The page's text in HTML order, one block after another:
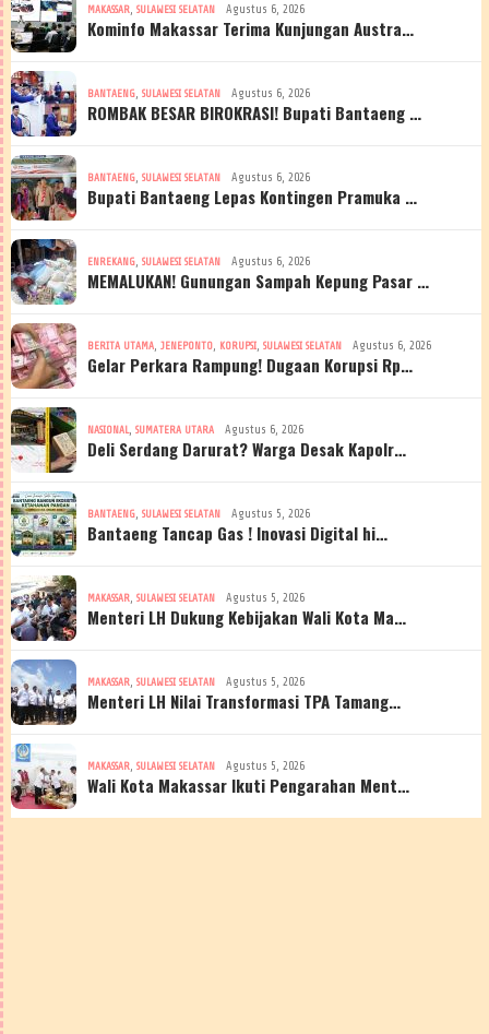
MAKASSAR SULAWESI SELATAN Agustus 6, 2026
Kominfo Makassar Terima Kunjungan Austra…
BANTAENG SULAWESI SELATAN Agustus 6, 2026
ROMBAK BESAR BIROKRASI! Bupati Bantaeng …
BANTAENG SULAWESI SELATAN Agustus 6, 2026
Bupati Bantaeng Lepas Kontingen Pramuka …
ENREKANG SULAWESI SELATAN Agustus 6, 2026
MEMALUKAN! Gunungan Sampah Kepung Pasar …
BERITA UTAMA JENEPONTO KORUPSI SULAWESI SELATAN Agustus 6, 2026
Gelar Perkara Rampung! Dugaan Korupsi Rp…
NASIONAL SUMATERA UTARA Agustus 6, 2026
Deli Serdang Darurat? Warga Desak Kapolr…
BANTAENG SULAWESI SELATAN Agustus 5, 2026
Bantaeng Tancap Gas ! Inovasi Digital hi…
MAKASSAR SULAWESI SELATAN Agustus 5, 2026
Menteri LH Dukung Kebijakan Wali Kota Ma…
MAKASSAR SULAWESI SELATAN Agustus 5, 2026
Menteri LH Nilai Transformasi TPA Tamang…
MAKASSAR SULAWESI SELATAN Agustus 5, 2026
Wali Kota Makassar Ikuti Pengarahan Ment…